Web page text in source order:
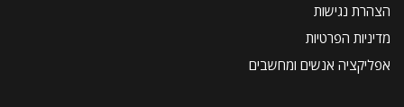
הצהרת נגישות
מדיניות הפרטיות
אפליקציה אנשים ומחשבים